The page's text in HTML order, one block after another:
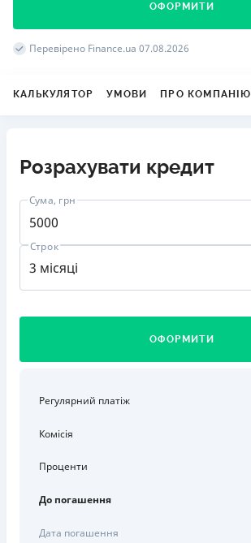
ОФОРМИТИ
Перевірено Finance.ua 07.08.2026
КАЛЬКУЛЯТОР УМОВИ ПРО КОМПАНІЮ
Розрахувати кредит
Сума, грн
3 місяці
Строк
ОФОРМИТИ
Регулярний платіж
Комісія
Проценти
До погашення
Дата погашення